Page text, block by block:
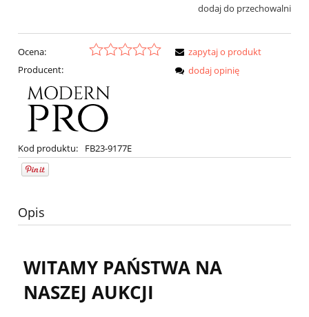
dodaj do przechowalni
Ocena:
Producent:
Kod produktu: FB23-9177E
zapytaj o produkt
dodaj opinię
Opis
WITAMY PAŃSTWA NA
NASZEJ AUKCJI